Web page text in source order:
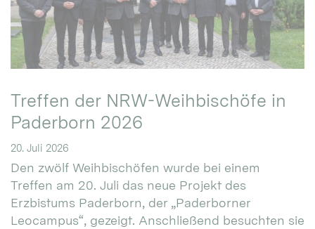
Treffen der NRW-Weihbischöfe in
Paderborn 2026
20. Juli 2026
Den zwölf Weihbischöfen wurde bei einem
Treffen am 20. Juli das neue Projekt des
Erzbistums Paderborn, der „Paderborner
Leocampus“, gezeigt. Anschließend besuchten sie